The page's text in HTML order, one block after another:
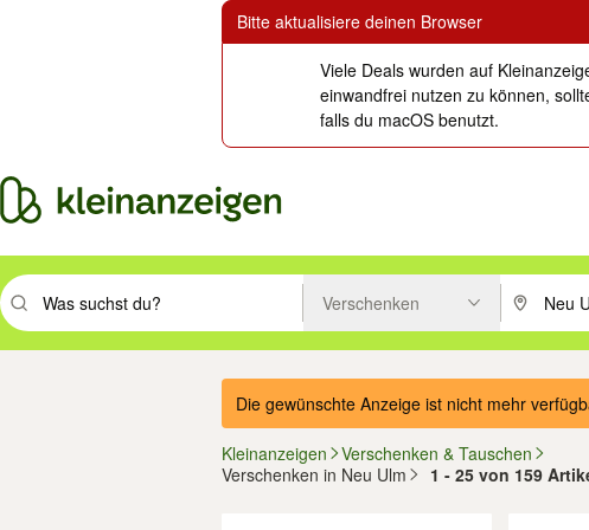
Bitte aktualisiere deinen Browser
Viele Deals wurden auf
einwandfrei nutzen zu können,
falls du macOS benutzt.
Suchbegriff eingeben. Eingabetaste drücken um zu suchen, oder Vorschläge
Verschenken PLZ oder
Die gewünschte Anzeige ist nicht mehr
Kleinanzeigen
Verschenken & Tauschen
Verschenken in Neu Ulm
1 - 25 von 159